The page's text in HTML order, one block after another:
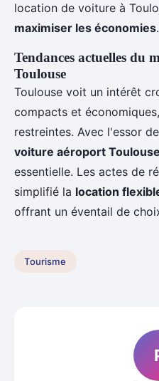
location de voiture à
maximiser les économies.
Tendances actuelles du
Toulouse
Toulouse voit un intérêt
compacts et
restreintes. Avec l'essor
voiture aéroport Toulouse
essentielle. Les actes de
simplifié la location
offrant un éventail de
Tourisme